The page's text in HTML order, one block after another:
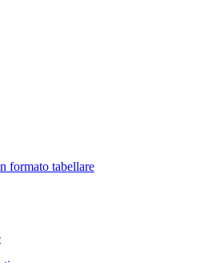
formato tabellare